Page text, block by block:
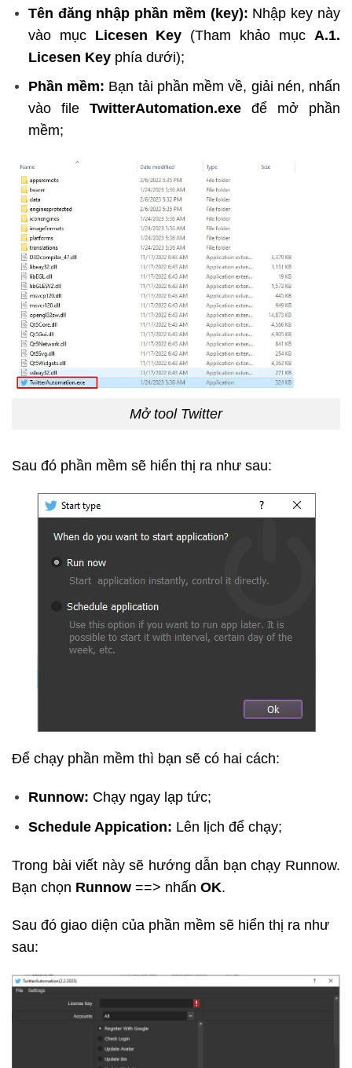
Tên đăng nhập phần mềm (key): Nhập key này
vào mục Licesen Key (Tham khảo mục A.1.
Licesen Keyphía dưới);
Phần mềm: Bạn tải phần mềm về, giải nén, nhấn
vào file TwitterAutomation.exeđể mở phần
mềm;
Mở tool Twitter
Sau đó phần mềm sẽ hiển thị ra như sau:
Để chạy phần mềm thì bạn sẽ có hai cách:
Runnow: Chạy ngay lạp tức;
Schedule Appication: Lên lịch để chạy;
Trong bài viết này sẽ hướng dẫn bạn chạy Runnow.
Bạn chọn Runnow ==> nhấn OK.
Sau đó giao diện của phần mềm sẽ hiển thị ra như
sau: